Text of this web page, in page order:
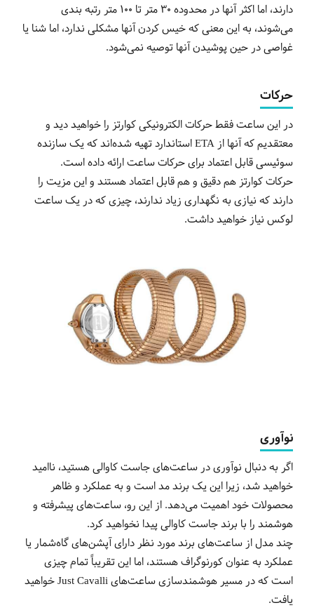
دارند، اما اکثر آنها در محدوده 30 متر تا 100 متر رتبه بندی
می‌شوند، به این معنی که خیس کردن آنها مشکلی ندارد، اما شنا یا
غواصی در حین پوشیدن آنها توصیه نمی‌شود.
حرکات
در این ساعت فقط حرکات الکترونیکی کوارتز را خواهید دید و
معتقدیم که آنها ازETAاستاندارد تهیه شده‌اند که یک سازنده
سوئیسی قابل اعتماد برای حرکات ساعت ارائه داده است.
حرکات کوارتز هم دقیق و هم قابل اعتماد هستند و این مزیت را
دارند که نیازی به نگهداری زیاد ندارند، چیزی که در یک ساعت
لوکس نیاز خواهید داشت.
نوآوری
اگر به دنبال نوآوری در ساعت‌های جاست کاوالی هستید، ناامید
خواهید شد، زیرا این یک برند مد است و به عملکرد و ظاهر
محصولات خود اهمیت می‌دهد. از این رو، ساعت‌های پیشرفته و
هوشمند را با برند جاست کاوالی پیدا نخواهید کرد.
چند مدل از ساعت‌های برند مورد نظر دارای آپشن‌های گاه‌شمار یا
عملکرد به عنوان کورنوگراف هستند، اما این تقریباً تمام چیزی
است که در مسیر هوشمندسازی ساعت‌هایJust Cavalliخواهید
یافت.